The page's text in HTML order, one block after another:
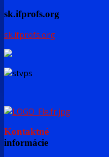
sk.ifprofs.org
sk.ifprofs.org
Kontaktné
informácie